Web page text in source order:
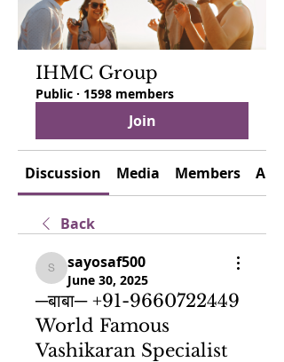
IHMC Group
Public · 1598 members
Join
Discussion Media Members
Back
sayosaf500
sayosaf500
June 30, 2025
─बाबा─ +91-9660722449
World Famous
Vashikaran Specialist